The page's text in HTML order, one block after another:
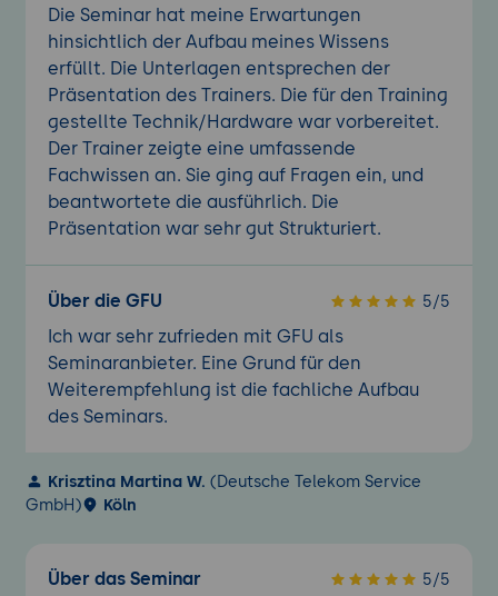
Die Seminar hat meine Erwartungen
hinsichtlich der Aufbau meines Wissens
erfüllt. Die Unterlagen entsprechen der
Präsentation des Trainers. Die für den Training
gestellte Technik/Hardware war vorbereitet.
Der Trainer zeigte eine umfassende
Fachwissen an. Sie ging auf Fragen ein, und
beantwortete die ausführlich. Die
Präsentation war sehr gut Strukturiert.
Über die GFU 5/5
Ich war sehr zufrieden mit GFU als
Seminaranbieter. Eine Grund für den
Weiterempfehlung ist die fachliche Aufbau
des Seminars.
Krisztina Martina W. (Deutsche Telekom Service
GmbH)
Köln
Über das Seminar 5/5